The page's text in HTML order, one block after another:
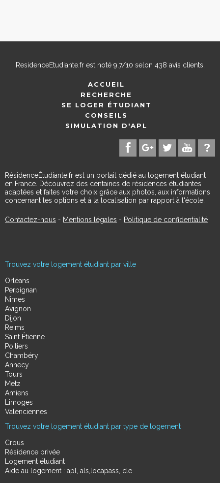
ResidenceEtudiante.frest noté 9,7/10 selon 438 avis clients.
ACCUEIL
RECHERCHE
SE LOGER ÉTUDIANT
CONSEILS
SIMULATION D'APL
RésidenceÉtudiante.fr est un portail dédié au logement étudiant
en France. Découvrez des centaines de résidences étudiantes
adaptées et faites votre choix grâce aux photos, aux informations
concernant les options et à la localisation par rapport à l'école.
Contactez-nous - Mentions légales - Politique de confidentialité
Trouvez votre logement étudiant par ville
Orléans
Perpignan
Nimes
Avignon
Dijon
Reims
Saint Étienne
Poitiers
Chambéry
Annecy
Tours
Metz
Amiens
Limoges
Valenciennes
Trouvez votre logement étudiant par type de logement
Crous
Résidence privée
Logement étudiant
Aide au logement : apl, als,locapass, cle